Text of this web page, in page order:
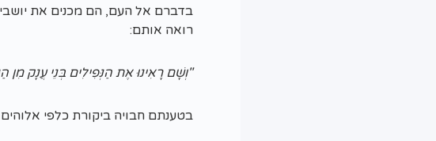
בדברם אל העם, הם מכנים את
רואה אותם:
"וְשָׁם רָאִינוּ אֶת הַנְּפִילִים בְּנֵי עֲנָק מִן
בטענתם חבויה ביקורת כלפי